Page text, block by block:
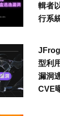
輯者
行系
型利
漏洞
CVE